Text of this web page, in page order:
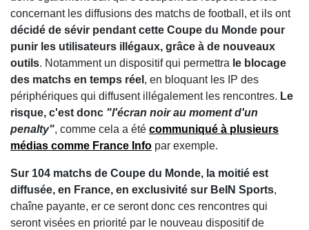
concernant les diffusions des matchs de football, et ils ont
décidé de sévir pendant cette Coupe du Monde pour
punir les utilisateurs illégaux, grâce à de nouveaux
outils. Notamment un dispositif qui permettra le blocage
des matchs en temps réel , en bloquant les IP des
périphériques qui diffusent illégalement les rencontres. Le
risque, c'est donc "l'écran noir au moment d'un
penalty", comme cela a été communiqué à plusieurs
médias comme France Info par exemple.
Sur 104 matchs de Coupe du Monde, la moitié est
diffusée, en France, en exclusivité sur BeIN Sports,
chaîne payante, er ce seront donc ces rencontres qui
seront visées en priorité par le nouveau dispositif de